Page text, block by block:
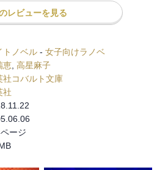
うでドキドキ。
の始まり。
ぁ
レビューを見る
トノベル - 女子向けラノベ
恵 高星麻子
社コバルト文庫
社
ージ